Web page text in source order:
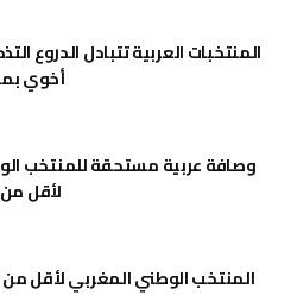
المنتخبات العربية تتبادل الدروع
أخوي
وصافة عربية مستحقة للمنتخب
لأقل من 18 سنة (إناث)